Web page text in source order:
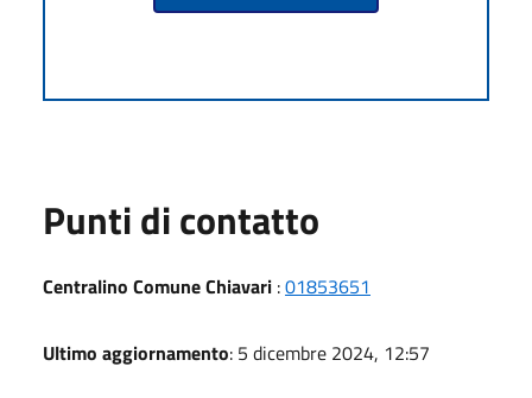
Punti di contatto
Centralino Comune Chiavari :01853651
Ultimo aggiornamento: 5 dicembre 2024, 12:57